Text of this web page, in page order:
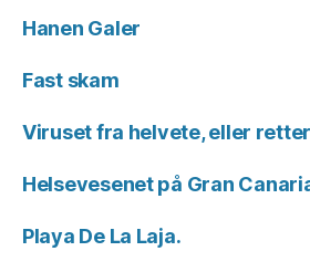
Hanen Galer
Fast skam
Viruset fra helvete, eller
Helsevesenet på Gran
Playa De La Laja.